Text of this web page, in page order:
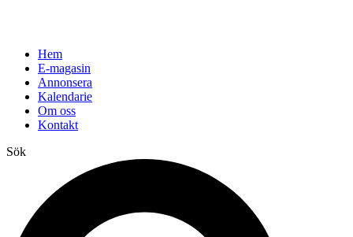
Hem
E-magasin
Annonsera
Kalendarie
Om oss
Kontakt
Sök